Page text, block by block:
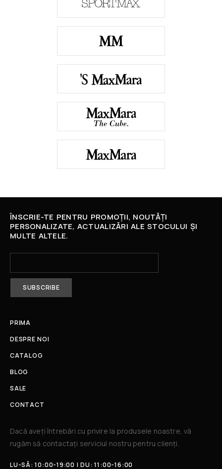
ÎNSCRIE-TE PENTRU PROMOȚII, NOUTĂȚI
PERSONALIZATE, ACTUALIZĂRI ALE STOCULUI ȘI
MULTE ALTELE.
PRIMA
DESPRE NOI
CATALOG
BLOG
SALE
CONTACT
Dacă aveți întrebări cu privire la produsele noastre, vă
rugăm să contactați serviciul nostru pentru clienți.​
LU-SÂ: 10:00-19:00 | DU: 11:00-16:00